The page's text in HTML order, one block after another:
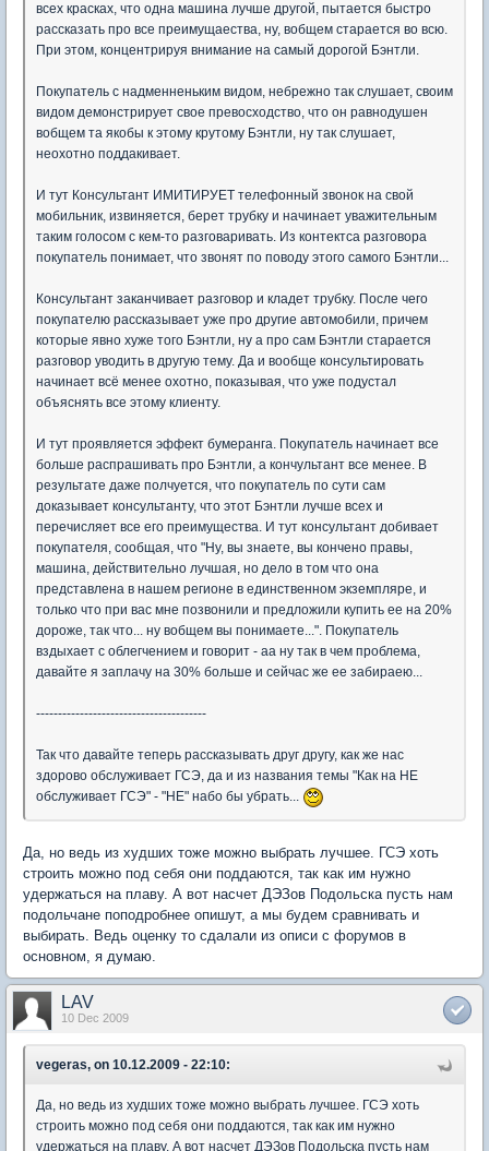
всех красках, что одна машина лучше другой, пытается быстро
рассказать про все преимущаества, ну, вобщем старается во всю.
При этом, концентрируя внимание на самый дорогой Бэнтли.
Покупатель с надменненьким видом, небрежно так слушает, своим
видом демонстрирует свое превосходство, что он равнодушен
вобщем та якобы к этому крутому Бэнтли, ну так слушает,
неохотно поддакивает.
И тут Консультант ИМИТИРУЕТ телефонный звонок на свой
мобильник, извиняется, берет трубку и начинает уважительным
таким голосом с кем-то разговаривать. Из контектса разговора
покупатель понимает, что звонят по поводу этого самого Бэнтли...
Консультант заканчивает разговор и кладет трубку. После чего
покупателю рассказывает уже про другие автомобили, причем
которые явно хуже того Бэнтли, ну а про сам Бэнтли старается
разговор уводить в другую тему. Да и вообще консультировать
начинает всё менее охотно, показывая, что уже подустал
объяснять все этому клиенту.
И тут проявляется эффект бумеранга. Покупатель начинает все
больше распрашивать про Бэнтли, а кончультант все менее. В
результате даже полчуется, что покупатель по сути сам
доказывает консультанту, что этот Бэнтли лучше всех и
перечисляет все его преимущества. И тут консультант добивает
покупателя, сообщая, что "Ну, вы знаете, вы кончено правы,
машина, действительно лучшая, но дело в том что она
представлена в нашем регионе в единственном экземпляре, и
только что при вас мне позвонили и предложили купить ее на 20%
дороже, так что... ну вобщем вы понимаете...". Покупатель
вздыхает с облегчением и говорит - аа ну так в чем проблема,
давайте я заплачу на 30% больше и сейчас же ее забираею...
---------------------------------------
Так что давайте теперь рассказывать друг другу, как же нас
здорово обслуживает ГСЭ, да и из названия темы "Как на НЕ
обслуживает ГСЭ" - "НЕ" набо бы убрать...
Да, но ведь из худших тоже можно выбрать лучшее. ГСЭ хоть
строить можно под себя они поддаются, так как им нужно
удержаться на плаву. А вот насчет ДЭЗов Подольска пусть нам
подольчане поподробнее опишут, а мы будем сравнивать и
выбирать. Ведь оценку то сдалали из описи с форумов в
основном, я думаю.
LAV
10 Dec 2009
vegeras, on 10.12.2009 - 22:10:
Да, но ведь из худших тоже можно выбрать лучшее. ГСЭ хоть
строить можно под себя они поддаются, так как им нужно
удержаться на плаву. А вот насчет ДЭЗов Подольска пусть нам